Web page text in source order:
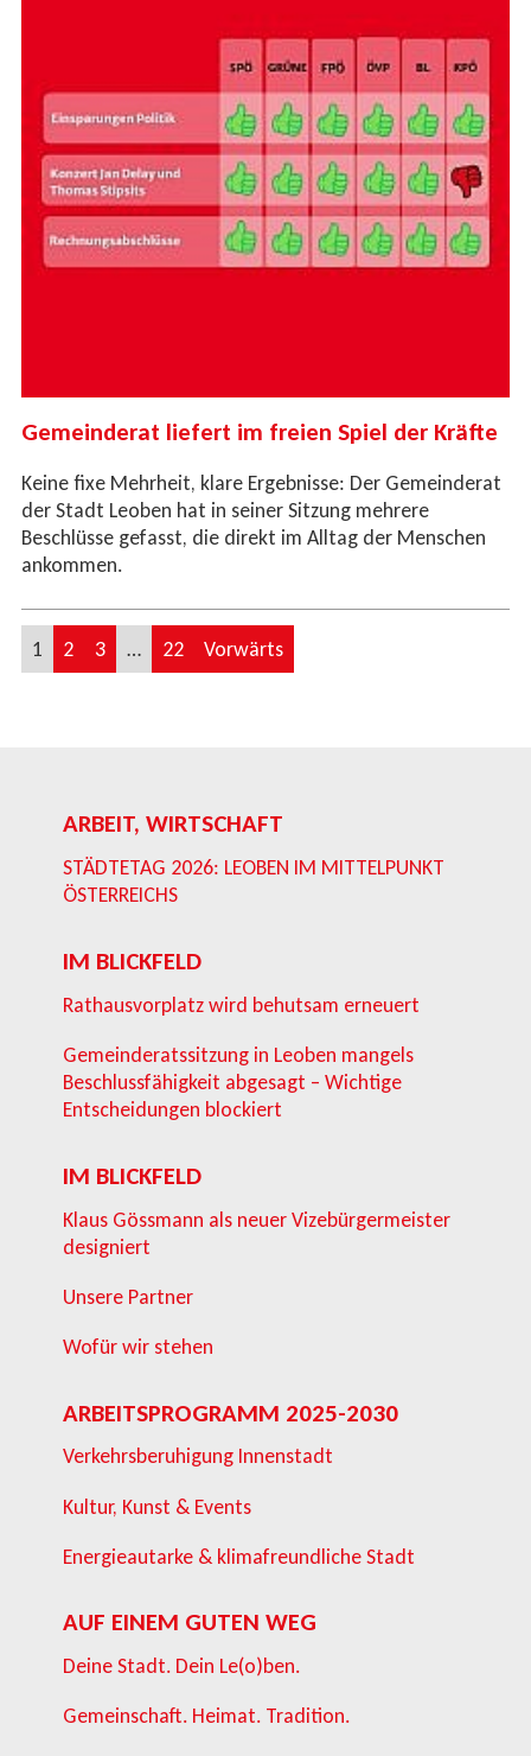
Gemeinderat liefert im freien Spiel der Kräfte
Keine fixe Mehrheit, klare Ergebnisse: Der Gemeinderat
der Stadt Leoben hat in seiner Sitzung mehrere
Beschlüsse gefasst, die direkt im Alltag der Menschen
ankommen.
1 2 3 … 22 Vorwärts
ARBEIT, WIRTSCHAFT
STÄDTETAG 2026: LEOBEN IM MITTELPUNKT
ÖSTERREICHS
IM BLICKFELD
Rathausvorplatz wird behutsam erneuert
Gemeinderatssitzung in Leoben mangels
Beschlussfähigkeit abgesagt – Wichtige
Entscheidungen blockiert
IM BLICKFELD
Klaus Gössmann als neuer Vizebürgermeister
designiert
Unsere Partner
Wofür wir stehen
ARBEITSPROGRAMM 2025-2030
Verkehrsberuhigung Innenstadt
Kultur, Kunst & Events
Energieautarke & klimafreundliche Stadt
AUF EINEM GUTEN WEG
Deine Stadt. Dein Le(o)ben.
Gemeinschaft. Heimat. Tradition.